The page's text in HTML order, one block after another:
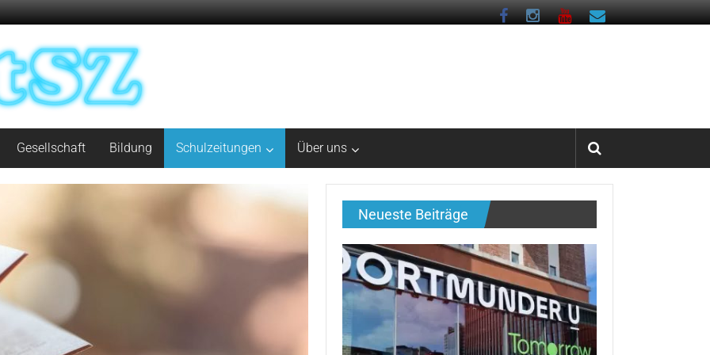
Gesellschaft Bildung Schulzeitungen Über uns
Neueste Beiträge